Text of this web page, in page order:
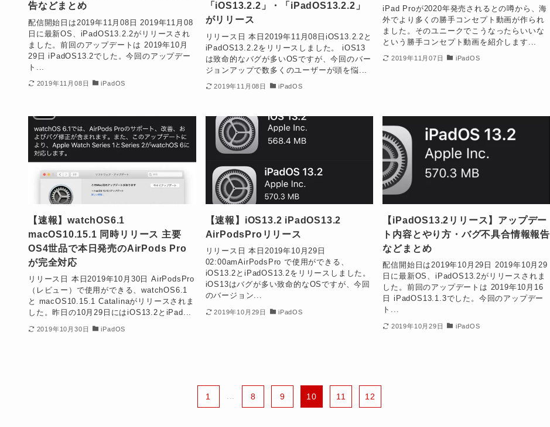
告などまとめ
配信開始日は2019年11月08日 2019年11月08
日に最新OS、iPadOS13.2.2がリリースされ
ました。前回のアップデートは 2019年10月
29日 iPadOS13.2でした。今回のアップデー
ト...
2019年11月08日 iPadOS
「iOS13.2.2」・「iPadOS13.2.2」
がリリース
リリース日 本日2019年11月08日iOS13.2.2と
iPadOS13.2.2をリリースしました。 iOS13
は致命的なバグが多いOSですが、今回のバー
ジョンアップで数多くのユーザーが頭を悩...
2019年11月08日 iPadOS
iPad Proが2020年発売されるとの噂から、海
外でより多くの勝手コンセプト動画が作られ
ました。そのユニークでこうなったらいいな
という勝手コンセプト動画を紹介します...
2019年11月07日 iPadOS
【速報】watchOS6.1
macOS10.15.1 同時リリース 主要
OS4世品で本日発売のAirPods Pro
が完全対応
リリース日 本日2019年10月30日 AirPodsPro
（レビュー）で使用ができる、watchOS6.1
と macOS10.15.1 Catalinaがリリースされま
した。昨日の10月29日にはiOS13.2とiPad...
2019年10月30日 iPadOS
【速報】iOS13.2 iPadOS13.2
AirPodsProリリース
リリース日 本日2019年10月29日
02:00amAirPodsPro で使用ができる、
iOS13.2とiPadOS13.2をリリースしました。
iOS13はバグが多い致命的なOSですが、今回
のバージョン...
2019年10月29日 iPadOS
【iPadOS13.2リリース】アップデー
ト内容とやり方・バグ不具合情報報告
などまとめ
配信開始日は2019年10月29日 2019年10月29
日に最新OS、iPadOS13.2がリリースされま
した。前回のアップデートは 2019年10月16
日 iPadOS13.1.3でした。今回のアップデー
ト...
2019年10月29日 iPadOS
1 8 9 10 11 12